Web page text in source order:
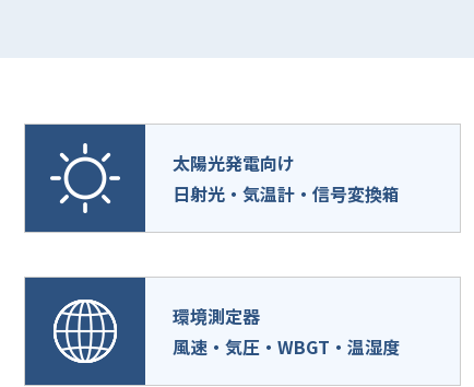
太陽光発電向け
日射光・気温計・信号変換箱
環境測定器
風速・気圧・WBGT・温湿度